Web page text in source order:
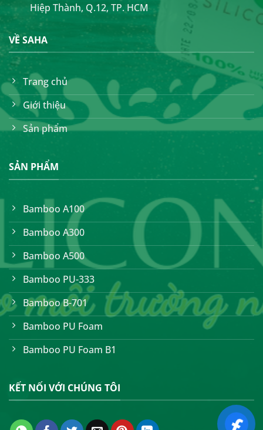
Hiệp Thành, Q.12, TP. HCM
VỀ SAHA
Trang chủ
Giới thiệu
Sản phẩm
SẢN PHẨM
Bamboo A100
Bamboo A300
Bamboo A500
Bamboo PU-333
Bamboo B-701
Bamboo PU Foam
Bamboo PU Foam B1
KẾT NỐI VỚI CHÚNG TÔI